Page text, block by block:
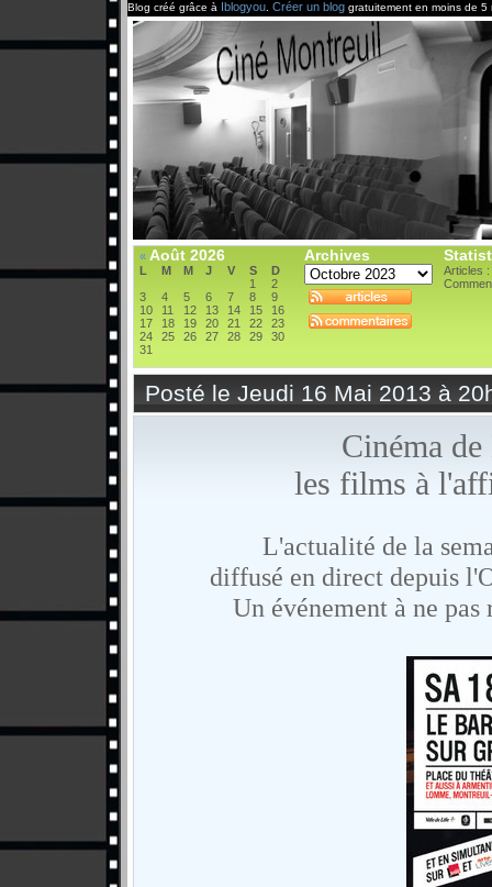
Blog créé grâce à Iblogyou Créer un blog gratuitement en moins de 5
« Août 2026
L M M J V S
D
1
2
3
4 5 6 7 8
9
10
11 12 13 14 15
16
17
18 19 20 21 22
23
24
25 26 27 28 29
30
31
Archives
Articles :
Posté le Jeudi 16 Mai 2013 à
Cinéma
les films à
L'actualité de la
diffusé en direct depuis
Un événement à ne